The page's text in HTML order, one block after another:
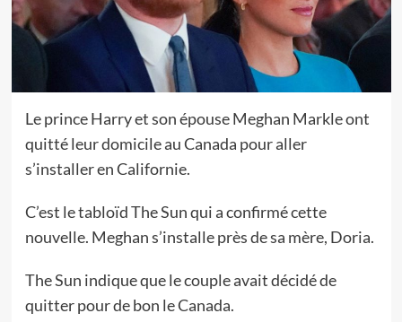
Le prince Harry et son épouse Meghan Markle ont
quitté leur domicile au Canada pour aller
s’installer en Californie.
C’est le tabloïd The Sun qui a confirmé cette
nouvelle. Meghan s’installe près de sa mère, Doria.
The Sun indique que le couple avait décidé de
quitter pour de bon le Canada.